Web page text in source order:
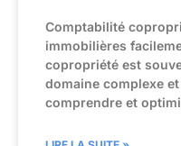
Comptabilité
immobilières
copropriété est
domaine complexe
comprendre et